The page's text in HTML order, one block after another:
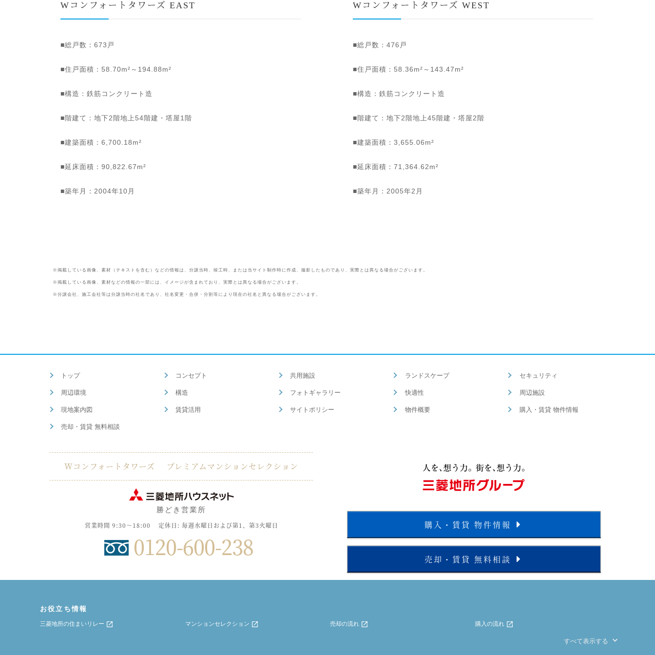
Wコンフォートタワーズ EAST
■総戸数：673戸
■住戸面積：58.70m²～194.88m²
■構造：鉄筋コンクリート造
■階建て：地下2階地上54階建・塔屋1階
■建築面積：6,700.18m²
■延床面積：90,822.67m²
■築年月：2004年10月
Wコンフォートタワーズ WEST
■総戸数：476戸
■住戸面積：58.36m²～143.47m²
■構造：鉄筋コンクリート造
■階建て：地下2階地上45階建・塔屋2階
■建築面積：3,655.06m²
■延床面積：71,364.62m²
■築年月：2005年2月
※掲載している画像、素材（テキストを含む）などの情報は、分譲当時、竣工時、または当サイト制作時に作成、撮影したものであり、実際とは異なる場合がございます。
※掲載している画像、素材などの情報の一部には、イメージが含まれており、実際とは異なる場合がございます。
※分譲会社、施工会社等は分譲当時の社名であり、社名変更・合併・分割等により現在の社名と異なる場合がございます。
トップ コンセプト 共用施設 ランドスケープ セキュリティ
周辺環境 構造 フォトギャラリー 快適性 周辺施設
現地案内図 賃貸活用 サイトポリシー 物件概要 購入・賃貸 物件情報
売却・賃貸 無料相談
Wコンフォートタワーズ プレミアムマンションセレクション
勝どき営業所
営業時間 9:30～18:00
定休日: 毎週水曜日および第1、第3火曜日
0120-600-238
購入・賃貸 物件情報
売却・賃貸 無料相談
お役立ち情報
三菱地所の住まいリレー マンションセレクション 売却の流れ 購入の流れ
すべて表示する